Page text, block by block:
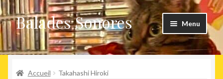
Aller
à
la
navigation
Aller
au
contenu
Balades Sonores Menu
Boutique
Nouveaux arrivages
Accueil Takahashi Hiroki